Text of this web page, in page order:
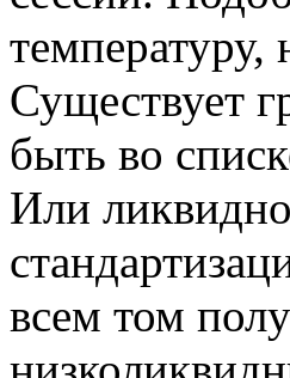
температуру,
Существует
быть во
Или
всем том